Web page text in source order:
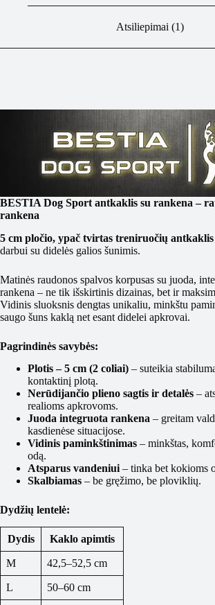
Atsiliepimai (1)
BESTIA Dog Sport antkaklis su rankena –
rankena
5 cm pločio, ypač tvirtas treniruočių antkaklis
darbui su didelės galios šunimis.
Matinės raudonos spalvos korpusas su juoda,
rankena – ne tik išskirtinis dizainas, bet ir
Vidinis sluoksnis dengtas unikaliu, minkštu
saugo šuns kaklą net esant didelei apkrovai.
Pagrindinės savybės:
Plotis – 5 cm (2 coliai) – suteikia
kontaktinį plotą.
Nerūdijančio plieno sagtis ir detalės –
realioms apkrovoms.
Juoda integruota rankena – greitam
kasdienėse situacijose.
Vidinis paminkštinimas – minkštas,
odą.
Atsparus vandeniui – tinka bet kokioms
Skalbiamas – be gręžimo, be ploviklių.
Dydžių lentelė:
Dydis Kaklo apimtis
M 42,5–52,5 cm
L 50–60 cm